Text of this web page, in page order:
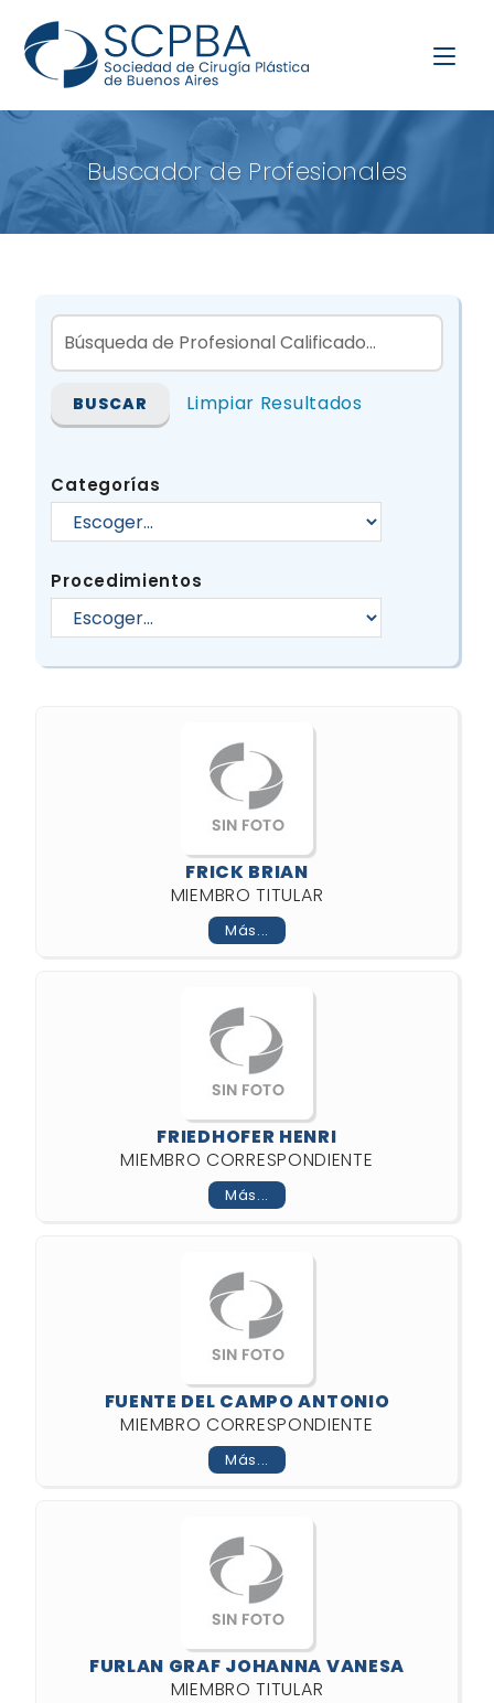
Buscador de Profesionales
Limpiar Resultados
Categorías
Procedimientos
FRICK BRIAN
MIEMBRO TITULAR
Más...
FRIEDHOFER HENRI
MIEMBRO CORRESPONDIENTE
Más...
FUENTE DEL CAMPO ANTONIO
MIEMBRO CORRESPONDIENTE
Más...
FURLAN GRAF JOHANNA VANESA
MIEMBRO TITULAR